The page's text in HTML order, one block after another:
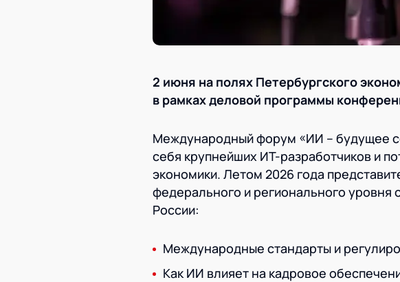
2 июня на полях Петербургского
в рамках деловой программы
Международный форум «ИИ – будущее
себя крупнейших ИТ-разработчиков и
экономики. Летом 2026 года
федерального и регионального уровня
России:
Международные стандарты и
Как ИИ влияет на кадровое